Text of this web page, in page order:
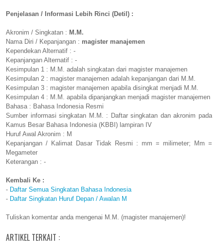
Penjelasan / Informasi Lebih Rinci (Detil) :
Akronim / Singkatan : M.M.
Nama Diri / Kepanjangan : magister manajemen
Kependekan Alternatif : -
Kepanjangan Alternatif : -
Kesimpulan 1 : M.M. adalah singkatan dari magister manajemen
Kesimpulan 2 : magister manajemen adalah kepanjangan dari M.M.
Kesimpulan 3 : magister manajemen apabila disingkat menjadi M.M.
Kesimpulan 4 : M.M. apabila dipanjangkan menjadi magister manajemen
Bahasa : Bahasa Indonesia Resmi
Sumber informasi singkatan M.M. : Daftar singkatan dan akronim pada
Kamus Besar Bahasa Indonesia (KBBI) lampiran IV
Huruf Awal Akronim : M
Kepanjangan / Kalimat Dasar Tidak Resmi : mm = milimeter; Mm =
Megameter
Keterangan : -
Kembali Ke :
- Daftar Semua Singkatan Bahasa Indonesia
- Daftar Singkatan Huruf Depan / Awalan M
Tuliskan komentar anda mengenai M.M. (magister manajemen)!
ARTIKEL TERKAIT :